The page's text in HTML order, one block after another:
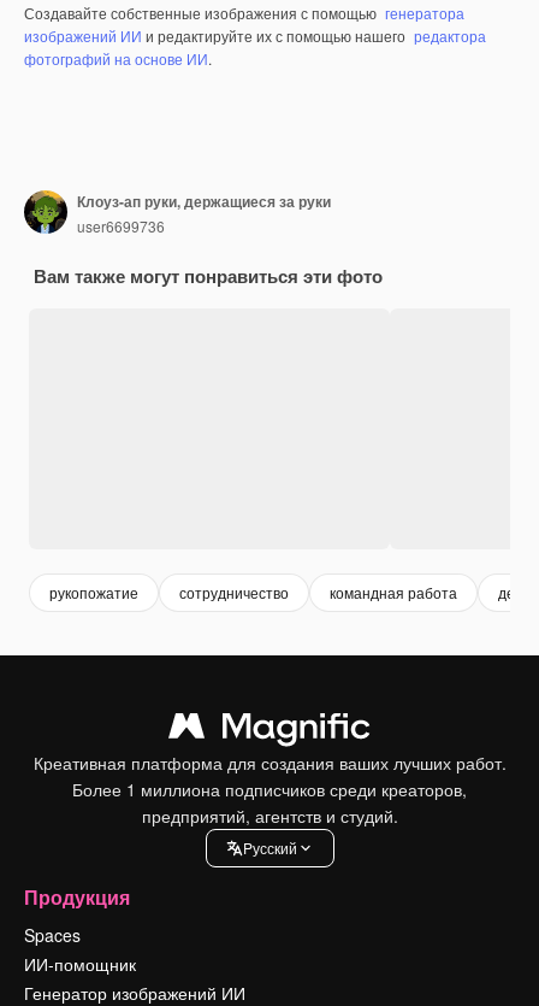
Создавайте собственные изображения с помощью генератора
изображений ИИ и редактируйте их с помощью нашего редактора
фотографий на основе ИИ.
Клоуз-ап руки, держащиеся за руки
user6699736
Вам также могут понравиться эти фото
рукопожатие сотрудничество командная работа
Креативная платформа для создания ваших лучших работ.
Более 1 миллиона подписчиков среди креаторов,
предприятий, агентств и студий.
Pусский
Продукция
Spaces
ИИ-помощник
Генератор изображений ИИ